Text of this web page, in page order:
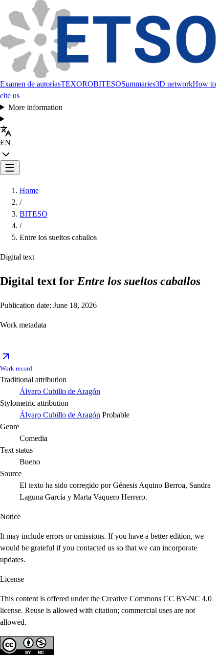
Examen de autoríasTEXOROBITESOSummaries3D networkHow to
cite us
More information
EN
Home
/
BITESO
/
Entre los sueltos caballos
Digital text
Digital text for Entre los sueltos caballos
Publication date: June 18, 2026
Work metadata
Work record
Traditional attribution
Álvaro Cubillo de Aragón
Stylometric attribution
Álvaro Cubillo de Aragón Probable
Genre
Comedia
Text status
Bueno
Source
El texto ha sido corregido por Génesis Aquino Berroa, Sandra
Laguna García y Marta Vaquero Herrero.
Notice
It may include errors or omissions. If you have a better edition, we
would be grateful if you contacted us so that we can incorporate
updates.
License
This content is offered under the Creative Commons CC BY-NC 4.0
license. Reuse is allowed with citation; commercial uses are not
allowed.